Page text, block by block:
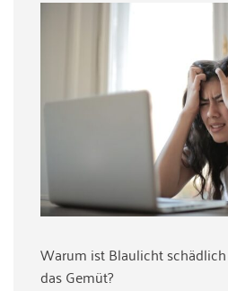
Warum ist Blaulicht
das Gemüt?